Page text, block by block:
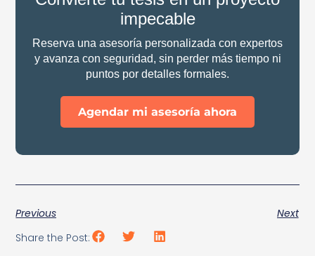
impecable
Reserva una asesoría personalizada con expertos
y avanza con seguridad, sin perder más tiempo ni
puntos por detalles formales.
Agendar mi asesoría ahora
Previous
Next
Share the Post: